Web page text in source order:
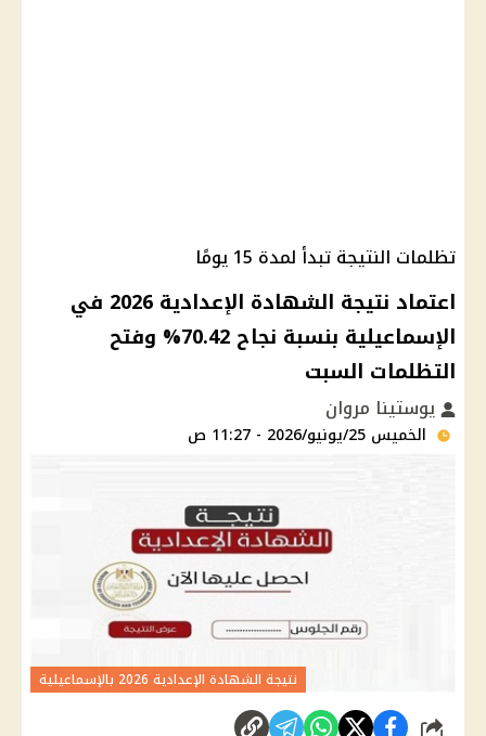
تظلمات النتيجة تبدأ لمدة 15 يومًا
اعتماد نتيجة الشهادة الإعدادية 2026 في
الإسماعيلية بنسبة نجاح 70.42% وفتح
التظلمات السبت
يوستينا مروان
الخميس 25/يونيو/2026 - 11:27 ص
نتيجة الشهادة الإعدادية 2026 بالإسماعيلية